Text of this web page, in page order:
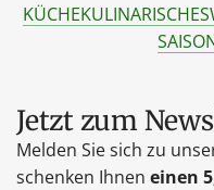
KÜCHEKULINARISCHES
Jetzt zum
Melden Sie sich zu
schenken Ihnen einen